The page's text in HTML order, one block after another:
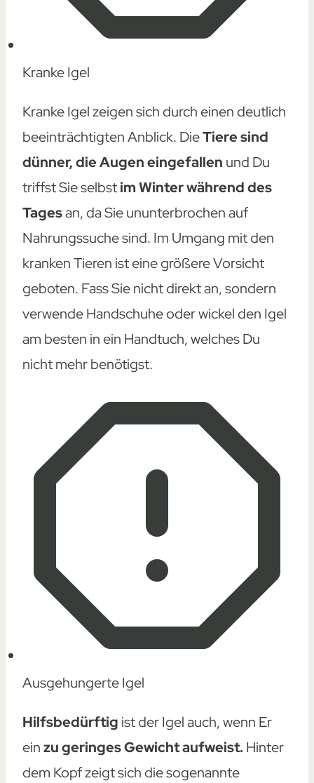
Kranke Igel
Kranke Igel zeigen sich durch einen deutlich
beeinträchtigten Anblick. DieTiere sind
dünner, die Augen eingefallen und Du
triffst Sie selbstim Winter während des
Tagesan, da Sie ununterbrochen auf
Nahrungssuche sind. Im Umgang mit den
kranken Tieren ist eine größere Vorsicht
geboten. Fass Sie nicht direkt an, sondern
verwende Handschuhe oder wickel den Igel
am besten in ein Handtuch, welches Du
nicht mehr benötigst.
Ausgehungerte Igel
Hilfsbedürftig ist der Igel auch, wenn Er
einzu geringes Gewicht aufweist. Hinter
dem Kopf zeigt sich die sogenannte